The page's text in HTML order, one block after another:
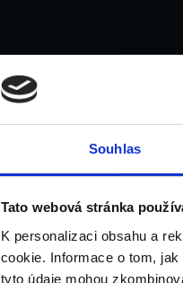
Souhlas
Tato webová stránka
K personalizaci obsahu a
cookie. Informace o tom,
tyto údaje mohou